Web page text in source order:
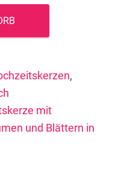
,
mit
und Blättern in